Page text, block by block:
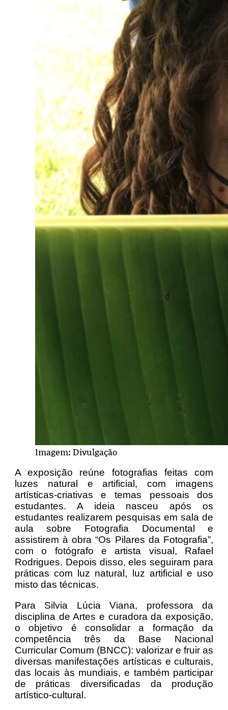
Imagem: Divulgação
A exposição reúne fotografias feitas com
luzes natural e artificial, com imagens
artísticas-criativas e temas pessoais dos
estudantes. A ideia nasceu após os
estudantes realizarem pesquisas em sala de
aula sobre Fotografia Documental e
assistirem à obra “Os Pilares da Fotografia”,
com o fotógrafo e artista visual, Rafael
Rodrigues. Depois disso, eles seguiram para
práticas com luz natural, luz artificial e uso
misto das técnicas.
Para Silvia Lúcia Viana, professora da
disciplina de Artes e curadora da exposição,
o objetivo é consolidar a formação da
competência três da Base Nacional
Curricular Comum (BNCC): valorizar e fruir as
diversas manifestações artísticas e culturais,
das locais às mundiais, e também participar
de práticas diversificadas da produção
artístico-cultural.